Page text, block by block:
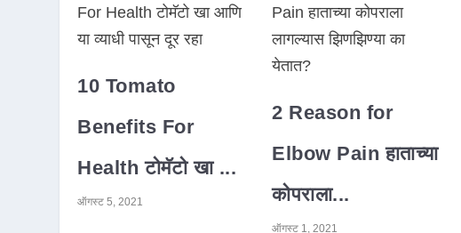
10 Tomato
Benefits For
Health टोमॅटो खा ...
ऑगस्ट 5, 2021
2 Reason for
Elbow Pain हाताच्या
कोपराला...
ऑगस्ट 1, 2021